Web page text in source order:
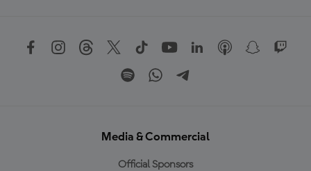
Media & Commercial
Official Sponsors